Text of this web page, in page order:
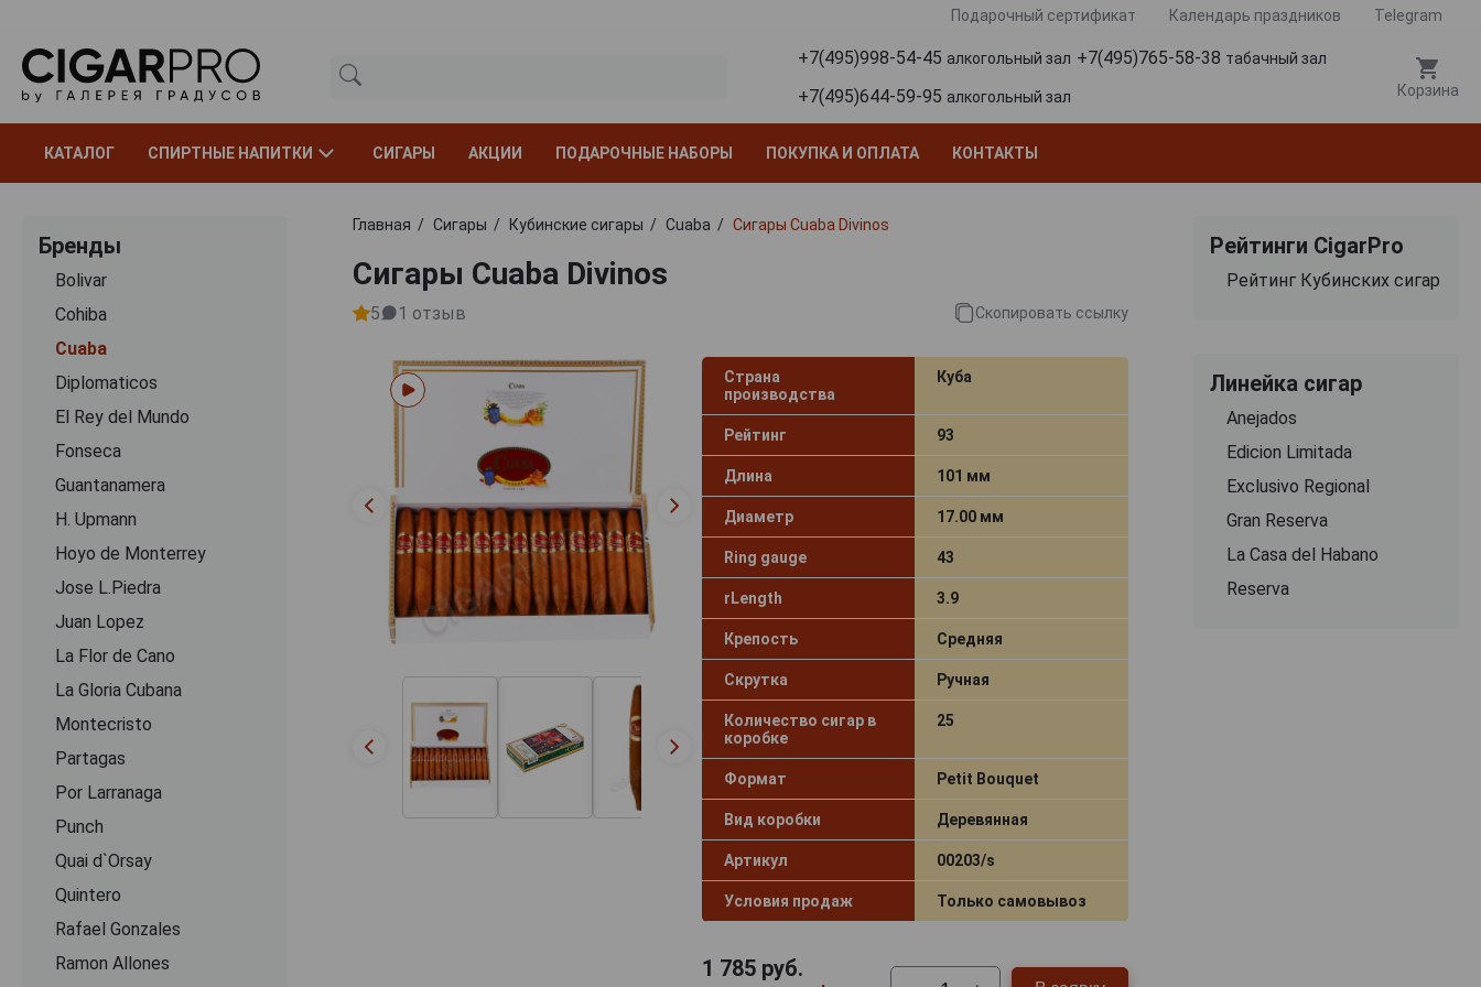
Подарочный сертификат Календарь праздников Telegram
+7(495)998-54-45 алкогольный зал +7(495)765-58-38 табачный зал
+7(495)644-59-95 алкогольный зал Корзина
КАТАЛОГ СПИРТНЫЕ НАПИТКИ СИГАРЫ АКЦИИ ПОДАРОЧНЫЕ НАБОРЫ ПОКУПКА И ОПЛАТА КОНТАКТЫ
Бренды
Bolivar
Cohiba
Cuaba
Diplomaticos
El Rey del Mundo
Fonseca
Guantanamera
H. Upmann
Hoyo de Monterrey
Jose L.Piedra
Juan Lopez
La Flor de Cano
La Gloria Cubana
Montecristo
Partagas
Por Larranaga
Punch
Quai d`Orsay
Quintero
Rafael Gonzales
Ramon Allones
Главная Сигары Кубинские сигары Cuaba Сигары Cuaba Divinos
Сигары Cuaba Divinos
5 1 отзыв Скопировать ссылку
Страна
производства
Куба
Рейтинг 93
Длина 101 мм
Диаметр 17.00 мм
Ring gauge 43
rLength 3.9
Крепость Средняя
Скрутка Ручная
Количество сигар в
коробке
25
Формат Petit Bouquet
Вид коробки Деревянная
Артикул 00203/s
Условия продаж Только самовывоз
1 785руб.
Рейтинги CigarPro
Рейтинг Кубинских сигар
Линейка сигар
Anejados
Edicion Limitada
Exclusivo Regional
Gran Reserva
La Casa del Habano
Reserva